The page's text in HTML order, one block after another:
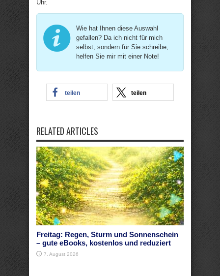
Uhr.
Wie hat Ihnen diese Auswahl
gefallen? Da ich nicht für mich
selbst, sondern für Sie schreibe,
helfen Sie mir mit einer Note!
teilen teilen
RELATED ARTICLES
Freitag: Regen, Sturm und Sonnenschein
– gute eBooks, kostenlos und reduziert
7. August 2026